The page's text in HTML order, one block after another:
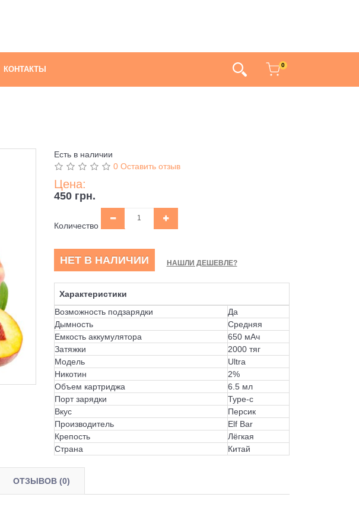
КОНТАКТЫ 0
Есть в наличии
0 Оставить отзыв
Цена:
450 грн.
Количество
НЕТ В НАЛИЧИИ НАШЛИ ДЕШЕВЛЕ?
Характеристики
Возможность подзарядки
Да
Дымность
Средняя
Емкость аккумулятора
650 мАч
Затяжки
2000 тяг
Модель
Ultra
Никотин
2%
Объем картриджа
6.5 мл
Порт зарядки
Type-c
Вкус
Персик
Производитель
Elf Bar
Крепость
Лёгкая
Страна
Китай
ОТЗЫВОВ (0)